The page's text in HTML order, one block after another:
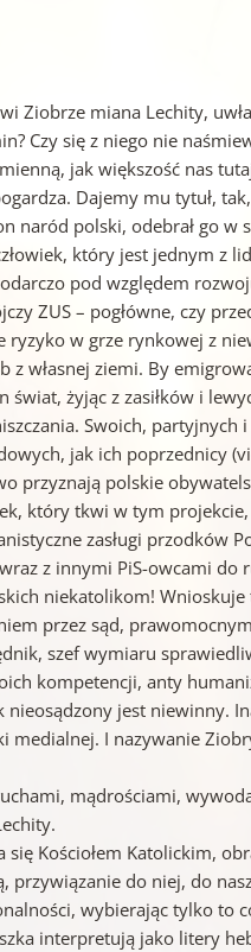
Ziobrze miana Lechity,
Czy się z niego nie
jak większość nas
Dajemy mu tytuł,
naród polski, odebrał go w
który jest jednym z
pod względem
ZUS – pogłówne, czy
w grze rynkowej z
własnej ziemi. By
świat, żyjąc z zasiłków i
Swoich,
jak ich poprzednicy
przyznają polskie
który tkwi w tym
zasługi przodków
z innymi PiS-owcami do
niekatolikom!
przez sąd,
szef wymiaru
kompetencji, anty
nieosądzony jest niewinny.
medialnej. I nazywanie
mądrościami,
się Kościołem Katolickim,
przywiązanie do niej, do
wybierając tylko to
interpretują jako litery